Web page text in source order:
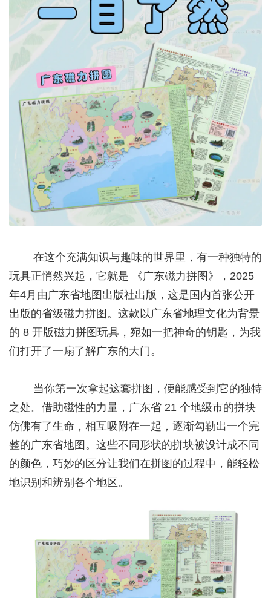
在这个充满知识与趣味的世界里，有一种独特的
玩具正悄然兴起，它就是 《广东磁力拼图》， 2025
年4月由广东省地图出版社出版，这是国内首张公开
出版的省级磁力拼图 。这款以广东省地理文化为背景
的 8 开版磁力拼图玩具，宛如一把神奇的钥匙，为我
们打开了一扇了解广东的大门。
当你第一次拿起这套拼图，便能感受到它的独特
之处。借助磁性的力量，广东省 21 个地级市的拼块
仿佛有了生命，相互吸附在一起，逐渐勾勒出一个完
整的广东省地图。这些不同形状的拼块被设计成不同
的颜色，巧妙的区分让我们在拼图的过程中，能轻松
地识别和辨别各个地区。